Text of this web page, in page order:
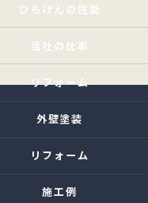
ひらけんの性能
当社の仕事
リフォーム
外壁塗装
リフォーム
施工例